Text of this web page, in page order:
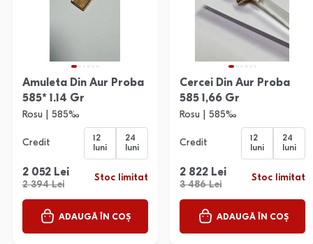
Amuleta Din Aur Proba
585* 1.14 Gr
Rosu | 585‰
Credit
12
luni
24
luni
2 052 Lei
2 394 Lei
Stoc limitat
ADAUGĂ ÎN COȘ
Cercei Din Aur Proba
585 1,66 Gr
Rosu | 585‰
Credit
12
luni
24
luni
2 822 Lei
3 486 Lei
Stoc limitat
ADAUGĂ ÎN COȘ